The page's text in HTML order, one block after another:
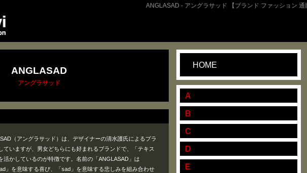
ANGLASAD - アングラサッド 【ブランド ファッション 通販】
ANGLASAD
アングラサッド
（アングラサッド）は、デザイナーの清水護氏によるブラ
ていますが、男女どちらにも好まれるブランドで、「テキス
活かしているのが特徴です。名前の「ANGLASAD」は
」を意味する喜び、「sad」を意味する悲しみを組み合わせ
HOME
A
B
C
D
E